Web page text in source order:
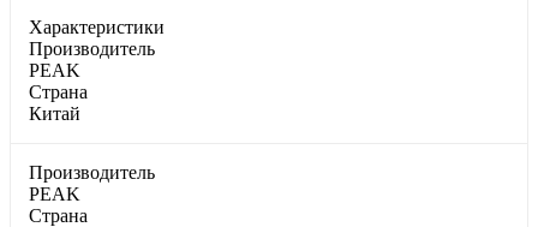
Характеристики
Производитель
PEAK
Страна
Китай
Производитель
PEAK
Страна